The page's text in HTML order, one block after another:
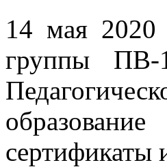
14 мая 2020
группы ПВ-
сертификаты